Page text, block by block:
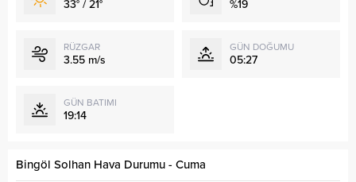
33° / 21° %19
RÜZGAR
3.55 m/s
GÜN DOĞUMU
05:27
GÜN BATIMI
19:14
Bingöl Solhan Hava Durumu - Cuma